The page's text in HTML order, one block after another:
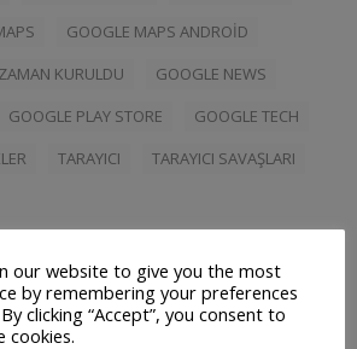
GOOGLE MAPS ANDROID
KURULDU
GOOGLE NEWS
GOOGLE PLAY STORE
GOOGLE TECH
TARAYICI TARAYICI SAVAŞLARI
our website to give you the most
by remembering your preferences
clicking “Accept”, you consent to
cookies.